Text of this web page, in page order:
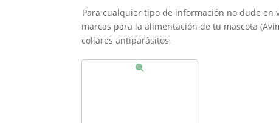
Para cualquier tipo de información no dude en
marcas para la alimentación de tu mascota
collares antiparásitos,